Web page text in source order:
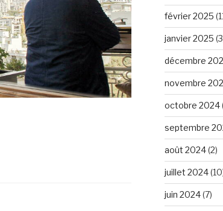
février 2025
janvier 2025
décembre
novembre
octobre 2024
septembre
août 2024(2)
juillet 2024
juin 2024(7)